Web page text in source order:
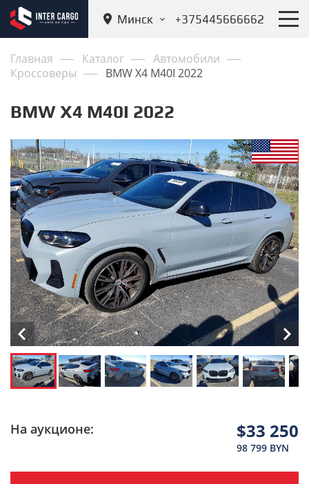
Минск +375445666662
Главная Каталог
Автомобили
Кроссоверы
BMW X4 M40I 2022
BMW X4 M40I 2022
На аукционе: $33 250
98 799 BYN